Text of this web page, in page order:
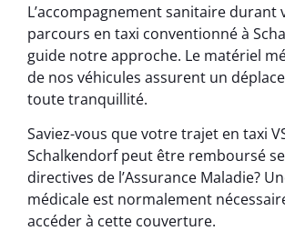
L’accompagnement sanitaire durant
parcours en taxi conventionné à
guide notre approche. Le matériel
de nos véhicules assurent un
toute tranquillité.
Saviez-vous que votre trajet en taxi
Schalkendorf peut être remboursé
directives de l’Assurance Maladie?
médicale est normalement
accéder à cette couverture.